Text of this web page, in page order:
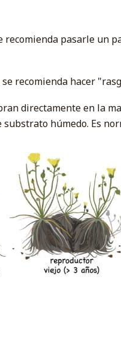
pasarle un
recomienda hacer
directamente en la
húmedo. Es